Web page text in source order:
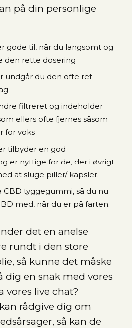
på din personlige
gode til, når du langsomt og
den rette dosering
undgår du den ofte ret
filtreret og indeholder
ellers ofte fjernes såsom
for voks
tilbyder en god
er nyttige for de, der i øvrigt
at sluge piller/ kapsler.
CBD tyggegummi, så du nu
med, når du er på farten.
det en anelse
rundt i den store
så kunne det måske
dig en snak med vores
vores live chat?
rådgive dig om
så kan de